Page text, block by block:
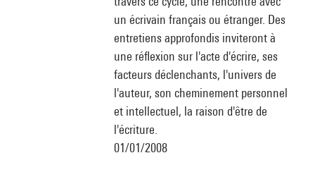
un écrivain français ou étranger. Des
entretiens approfondis inviteront à
une réflexion sur l'acte d'écrire, ses
facteurs déclenchants, l'univers de
l'auteur, son cheminement personnel
et intellectuel, la raison d'être de
l'écriture.
01/01/2008